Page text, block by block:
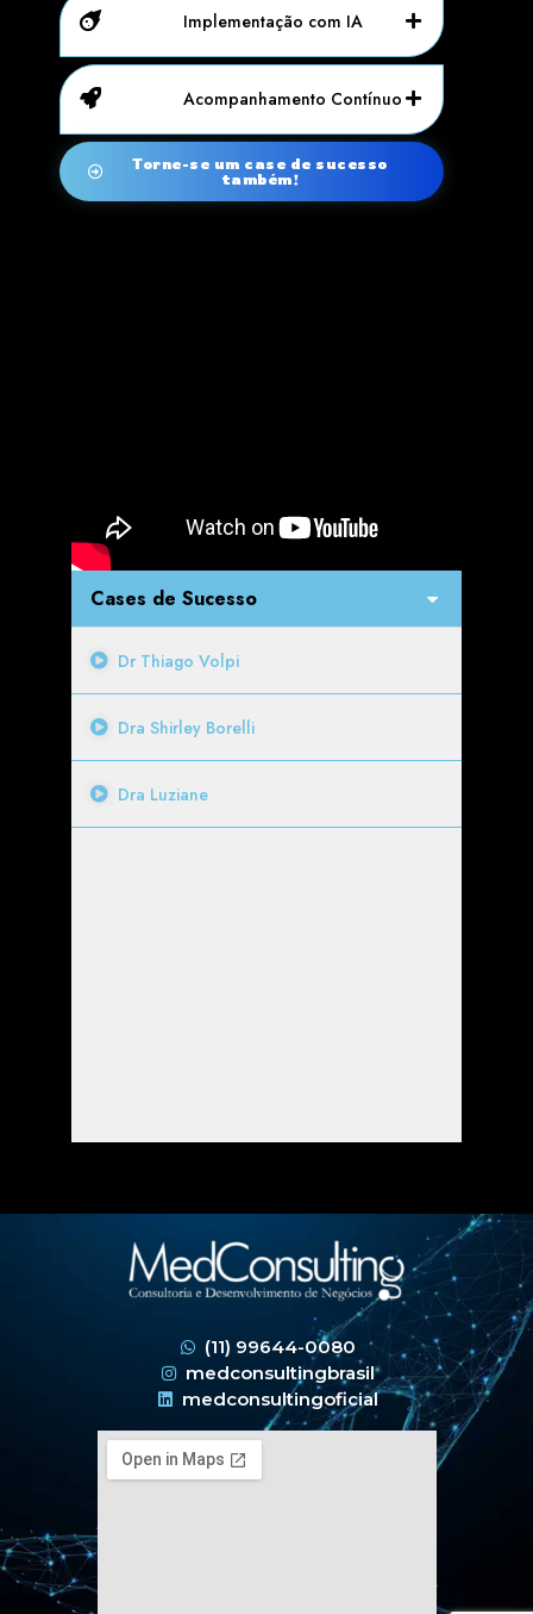
Implementação com IA
Acompanhamento Contínuo
Torne-se um case de sucesso
também!
Cases de Sucesso
Dr Thiago Volpi
Dra Shirley Borelli
Dra Luziane
(11) 99644-0080
medconsultingbrasil
medconsultingoficial